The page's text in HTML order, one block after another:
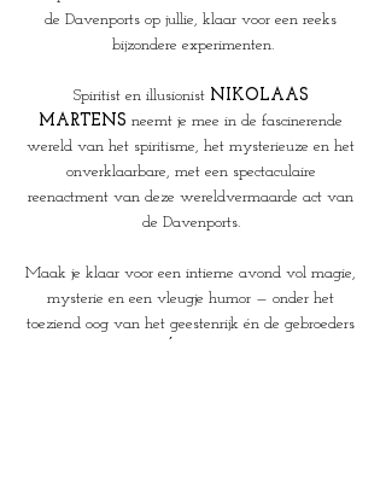
de Davenports op jullie, klaar voor een reeks
bijzondere experimenten.
Spiritist en illusionist NIKOLAAS
MARTENS neemt je mee in de fascinerende
wereld van het spiritisme, het mysterieuze en het
onverklaarbare, met een spectaculaire
reenactment van deze wereldvermaarde act van
de Davenports.
Maak je klaar voor een intieme avond vol magie,
mysterie en een vleugje humor — onder het
toeziend oog van het geestenrijk én de gebroeders